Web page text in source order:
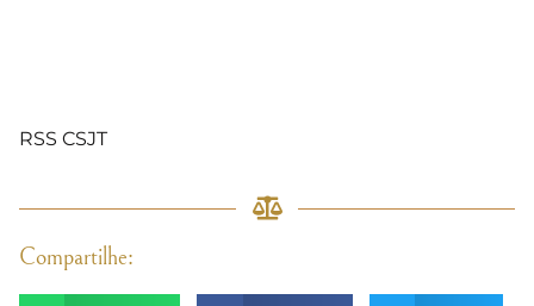
RSS CSJT
Compartilhe: